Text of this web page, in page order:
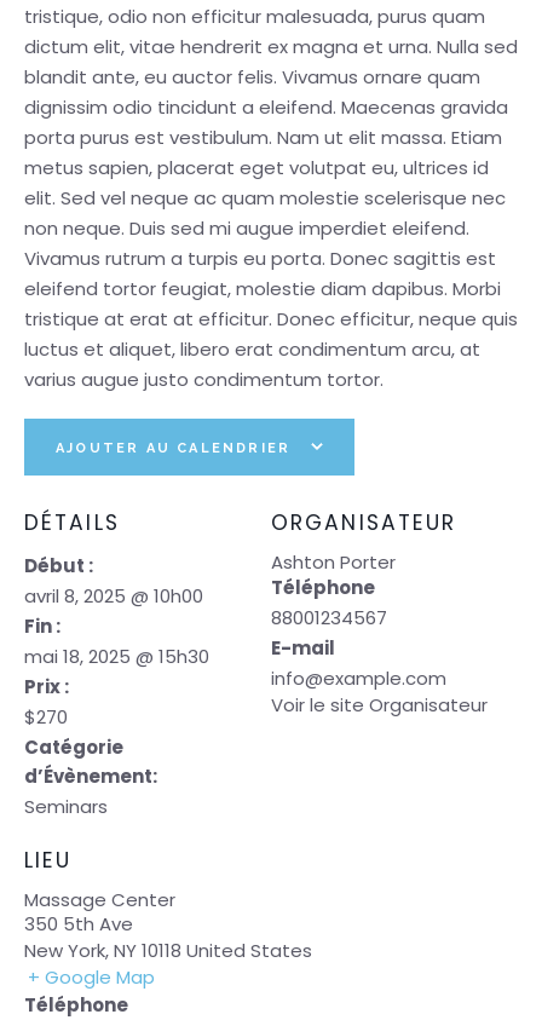
tristique, odio non efficitur malesuada, purus quam
dictum elit, vitae hendrerit ex magna et urna. Nulla sed
blandit ante, eu auctor felis. Vivamus ornare quam
dignissim odio tincidunt a eleifend. Maecenas gravida
porta purus est vestibulum. Nam ut elit massa. Etiam
metus sapien, placerat eget volutpat eu, ultrices id
elit. Sed vel neque ac quam molestie scelerisque nec
non neque. Duis sed mi augue imperdiet eleifend.
Vivamus rutrum a turpis eu porta. Donec sagittis est
eleifend tortor feugiat, molestie diam dapibus. Morbi
tristique at erat at efficitur. Donec efficitur, neque quis
luctus et aliquet, libero erat condimentum arcu, at
varius augue justo condimentum tortor.
AJOUTER AU CALENDRIER
DÉTAILS
Début :
avril 8, 2025 @ 10h00
Fin :
mai 18, 2025 @ 15h30
Prix :
$270
Catégorie
d’Évènement:
Seminars
ORGANISATEUR
Ashton Porter
Téléphone
88001234567
E-mail
info@example.com
Voir le site Organisateur
LIEU
Massage Center
350 5th Ave
New York,NY10118 United States
+ Google Map
Téléphone